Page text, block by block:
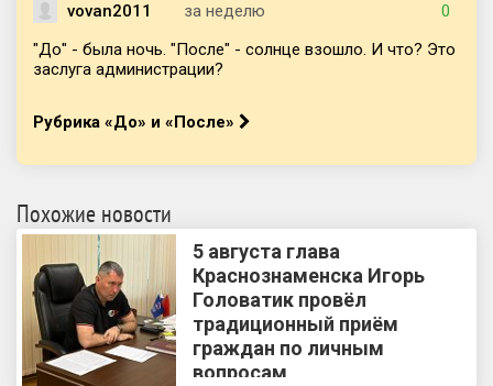
vovan2011 за неделю
0
"До" - была ночь. "После" - солнце взошло. И что? Это
заслуга администрации?
Рубрика «До» и «После»
Похожие новости
5 августа глава
Краснознаменска Игорь
Головатик провёл
традиционный приём
граждан по личным
вопросам